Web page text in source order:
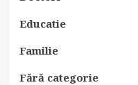
Educatie
Familie
Fără categorie